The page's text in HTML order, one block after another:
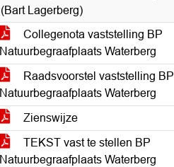
(Bart Lagerberg)
Collegenota vaststelling BP
Natuurbegraafplaats Waterberg
Raadsvoorstel vaststelling BP
Natuurbegraafplaats Waterberg
Zienswijze
TEKST vast te stellen BP
Natuurbegraafplaats Waterberg